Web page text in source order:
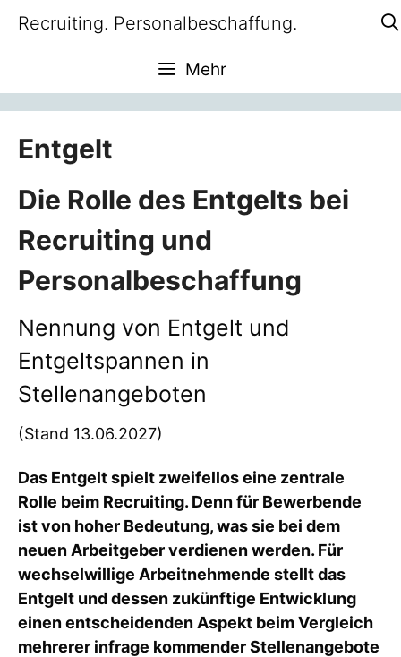
Inhalt
Recruiting. Personalbeschaffung.
Mehr
Entgelt
Die Rolle des Entgelts bei
Recruiting und
Personalbeschaffung
Nennung von Entgelt und
Entgeltspannen in
Stellenangeboten
(Stand 13.06.2027)
Das Entgelt spielt zweifellos eine zentrale
Rolle beim Recruiting. Denn für Bewerbende
ist von hoher Bedeutung, was sie bei dem
neuen Arbeitgeber verdienen werden. Für
wechselwillige Arbeitnehmende stellt das
Entgelt und dessen zukünftige Entwicklung
einen entscheidenden Aspekt beim Vergleich
mehrerer infrage kommender Stellenangebote